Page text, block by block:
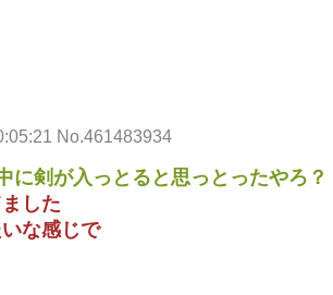
No.461483934
に剣が入っとると思っとったやろ？
した
な感じで